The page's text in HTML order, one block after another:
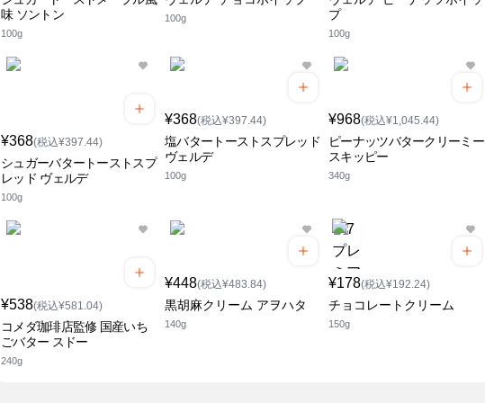
味 ソントン
100g
100g
プ
100g
¥368(税込¥397.44)
シュガーバタートーストスプ
レッド ヴェルデ
100g
¥368(税込¥397.44)
塩バタートーストスプレッド
ヴェルデ
100g
¥968(税込¥1,045.44)
ピーナッツバタークリーミー
スキッピー
340g
¥538(税込¥581.04)
コメダ珈琲店監修 国産いち
ごバター スドー
240g
¥448(税込¥483.84)
黒胡麻クリーム アヲハタ
140g
¥178(税込¥192.24)
チョコレートクリーム
150g